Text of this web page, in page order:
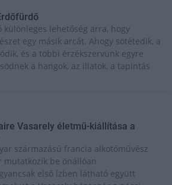
lehetőség arra, hogy
egy másik arcát. Ahogy sötétedik, a
és a többi érzékszervünk egyre
a hangok, az illatok, a tapintás
Vasarely életmű-kiállítása a
származású francia alkotóművész
mutatkozik be önállóan
első ízben látható együtt